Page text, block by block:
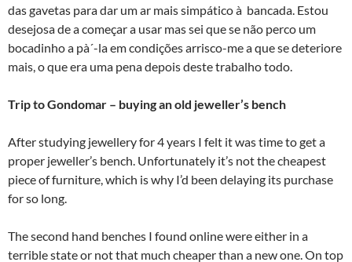
das gavetas para dar um ar mais simpático à bancada. Estou
desejosa de a começar a usar mas sei que se não perco um
bocadinho a pà´-la em condições arrisco-me a que se deteriore
mais, o que era uma pena depois deste trabalho todo.
Trip to Gondomar – buying an old jeweller’s bench
After studying jewellery for 4 years I felt it was time to get a
proper jeweller’s bench. Unfortunately it’s not the cheapest
piece of furniture, which is why I’d been delaying its purchase
for so long.
The second hand benches I found online were either in a
terrible state or not that much cheaper than a new one. On top